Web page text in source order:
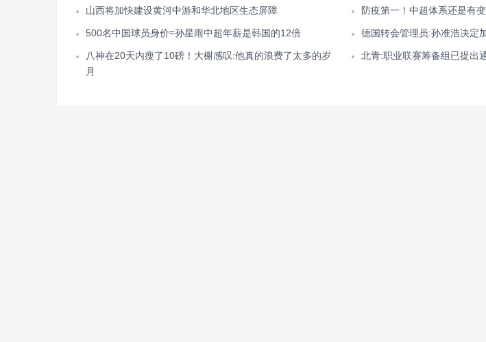
山西将加快建设黄河中游和华北地区生态屏障 防疫第一！中超体系还是有
500名中国球员身价≈孙星雨中超年薪是韩国的12倍 德国转会管理员:孙准浩决定
八神在20天内瘦了10磅！大榭感叹:他真的浪费了太多的岁
月
北青:职业联赛筹备组已提出